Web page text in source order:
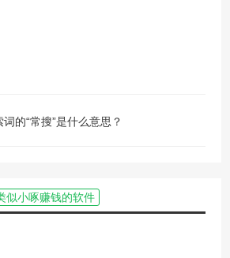
的“常搜”是什么意思？
似小啄赚钱的软件